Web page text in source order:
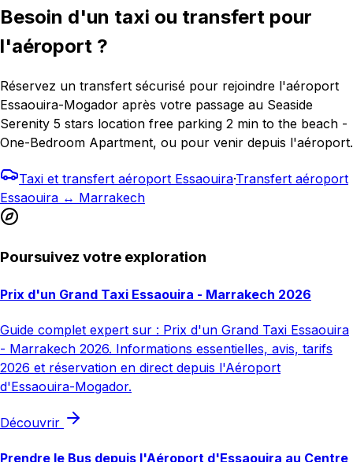
Besoin d'un taxi ou transfert pour
l'aéroport ?
Réservez un transfert sécurisé pour rejoindre l'aéroport
Essaouira-Mogador après votre passage au Seaside
Serenity 5 stars location free parking 2 min to the beach -
One-Bedroom Apartment, ou pour venir depuis l'aéroport.
Taxi et transfert aéroport Essaouira·Transfert aéroport
Essaouira ↔ Marrakech
Poursuivez votre exploration
Prix d'un Grand Taxi Essaouira - Marrakech 2026
Guide complet expert sur : Prix d'un Grand Taxi Essaouira
- Marrakech 2026. Informations essentielles, avis, tarifs
2026 et réservation en direct depuis l'Aéroport
d'Essaouira-Mogador.
Découvrir
Prendre le Bus depuis l'Aéroport d'Essaouira au Centre